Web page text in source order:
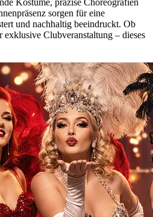
sorgen für eine
und nachhaltig beeindruckt. Ob
exklusive Clubveranstaltung – dieses